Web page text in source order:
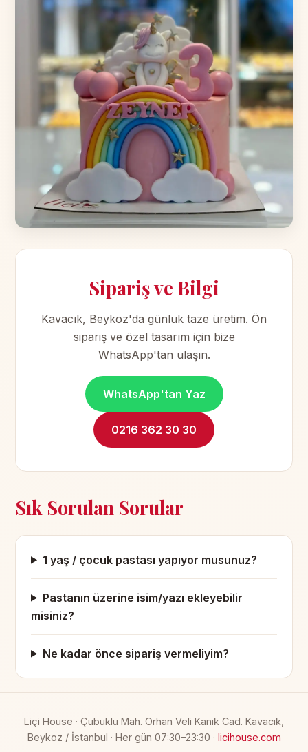
Sipariş ve Bilgi
Kavacık, Beykoz'da günlük taze üretim. Ön
sipariş ve özel tasarım için bize
WhatsApp'tan ulaşın.
WhatsApp'tan Yaz
0216 362 30 30
Sık Sorulan Sorular
1 yaş / çocuk pastası yapıyor musunuz?
Pastanın üzerine isim/yazı ekleyebilir
misiniz?
Ne kadar önce sipariş vermeliyim?
Liçi House · Çubuklu Mah. Orhan Veli Kanık Cad. Kavacık,
Beykoz / İstanbul · Her gün 07:30–23:30 · licihouse.com